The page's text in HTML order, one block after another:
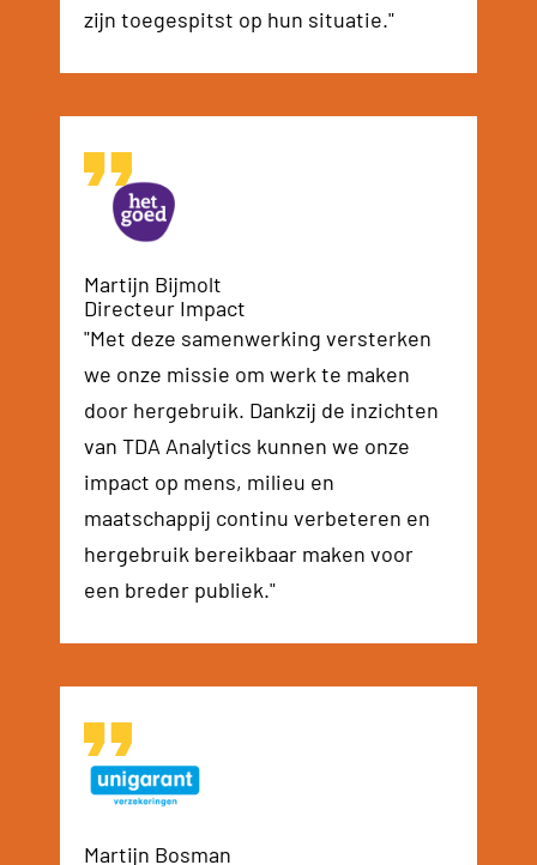
zijn toegespitst op hun situatie."
Martijn Bijmolt
Directeur Impact
"Met deze samenwerking versterken
we onze missie om werk te maken
door hergebruik. Dankzij de inzichten
van TDA Analytics kunnen we onze
impact op mens, milieu en
maatschappij continu verbeteren en
hergebruik bereikbaar maken voor
een breder publiek."
Martijn Bosman